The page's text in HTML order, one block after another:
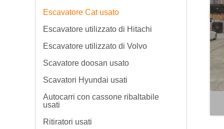
Escavatore Cat usato
Escavatore utilizzato di Hitachi
Escavatore utilizzato di Volvo
Scavatore doosan usato
Scavatori Hyundai usati
Autocarri con cassone ribaltabile
usati
Ritiratori usati